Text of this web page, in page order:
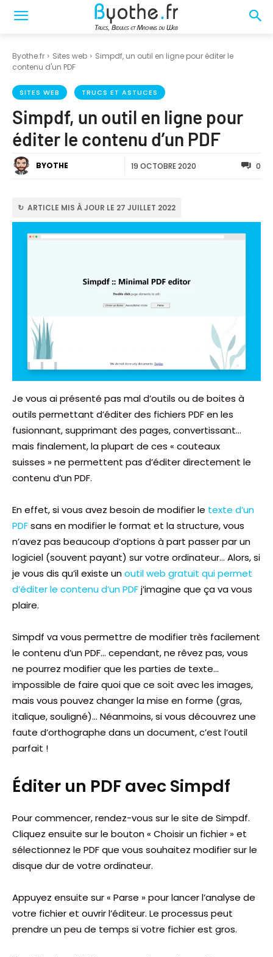
Byothe.fr Sites web
Simpdf, un outil en ligne pour éditer le
contenu d'un PDF
SITES WEB TRUCS ET ASTUCES
Simpdf, un outil en ligne pour
éditer le contenu d’un PDF
BYOTHE 19 OCTOBRE 2020 0
↻ ARTICLE MIS À JOUR LE 27 JUILLET 2022
Je vous ai présenté pas mal d’outils ou de boites à
outils permettant d’éditer des fichiers PDF en les
fusionnant, supprimant des pages, convertissant…
mais finalement, la plupart de ces « couteaux
suisses » ne permettent pas d’éditer directement le
contenu d’un PDF.
En effet, si vous avez besoin de modifier le texte d’un
PDFsans en modifier le format et la structure, vous
n’avez pas beaucoup d’options à part passer par un
logiciel (souvent payant) sur votre ordinateur… Alors, si
je vous dis qu’il existe unoutil web gratuit qui permet
d’éditer le contenu d’un PDFj’imagine que ça va vous
plaire.
Simpdf va vous permettre de modifier très facilement
le contenu d’un PDF… cependant, ne rêvez pas, vous
ne pourrez modifier que les parties de texte…
impossible de faire quoi que ce soit avec les images,
mais vous pouvez changer la mise en forme (gras,
italique, souligné)… Néanmoins, si vous découvrez une
faute d’orthographe dans un document, c’est l’outil
parfait !
Éditer un PDF avec Simpdf
Pour commencer, rendez-vous sur le site de Simpdf.
Cliquez ensuite sur le bouton « Choisir un fichier » et
sélectionnez le PDF que vous souhaitez modifier sur le
disque dur de votre ordinateur.
Appuyez ensuite sur « Parse » pour lancer l’analyse de
votre fichier et ouvrir l’éditeur. Le processus peut
prendre un peu de temps si votre fichier est gros.